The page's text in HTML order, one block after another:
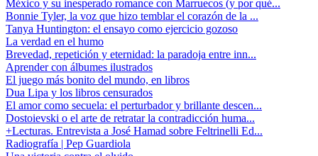
México y su inesperado romance con Marruecos (y por qué...
Bonnie Tyler, la voz que hizo temblar el corazón de la ...
Tanya Huntington: el ensayo como ejercicio gozoso
La verdad en el humo
Brevedad, repetición y eternidad: la paradoja entre inn...
Aprender con álbumes ilustrados
El juego más bonito del mundo, en libros
Dua Lipa y los libros censurados
El amor como secuela: el perturbador y brillante descen...
Dostoievski o el arte de retratar la contradicción huma...
+Lecturas. Entrevista a José Hamad sobre Feltrinelli Ed...
Radiografía | Pep Guardiola